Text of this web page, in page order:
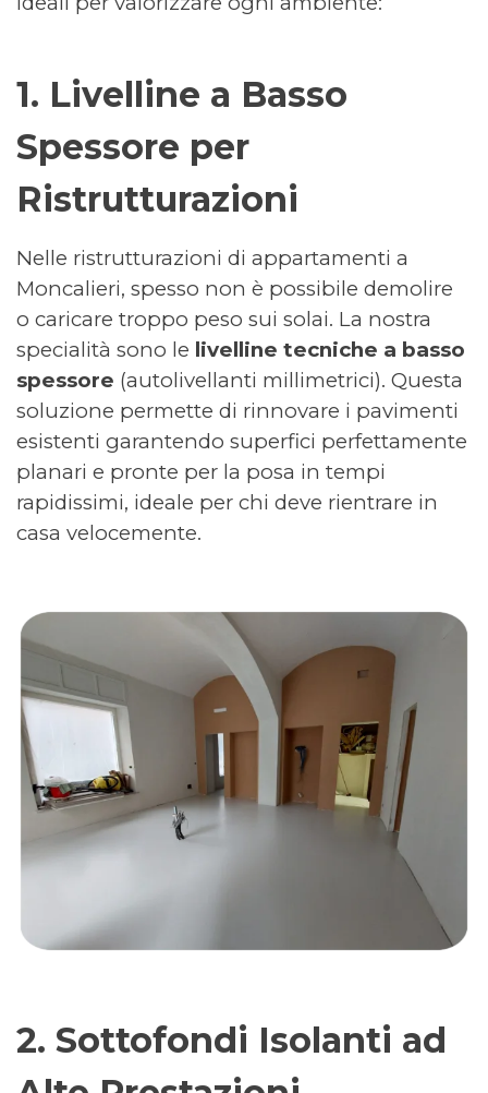
1. Livelline a Basso
Spessore per
Ristrutturazioni
Nelle ristrutturazioni di appartamenti a
Moncalieri, spesso non è possibile demolire
o caricare troppo peso sui solai. La nostra
specialità sono le livelline tecniche a basso
spessore (autolivellanti millimetrici). Questa
soluzione permette di rinnovare i pavimenti
esistenti garantendo superfici perfettamente
planari e pronte per la posa in tempi
rapidissimi, ideale per chi deve rientrare in
casa velocemente.
2. Sottofondi Isolanti ad